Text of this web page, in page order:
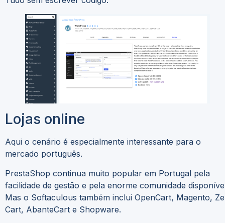
Lojas online
Aqui o cenário é especialmente interessante para o
mercado português.
PrestaShop continua muito popular em Portugal pela
facilidade de gestão e pela enorme comunidade
Mas o Softaculous também inclui OpenCart, Magento,
Cart, AbanteCart e Shopware.